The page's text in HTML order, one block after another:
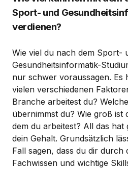
Sport- und
verdienen?
Wie viel du nach dem Sport-
Gesundheitsinformatik-
nur schwer voraussagen. Es
vielen verschiedenen
Branche arbeitest du?
übernimmst du? Wie groß ist
dem du arbeitest? All das
dein Gehalt. Grundsätzlich
Fall sagen, dass du dir durch
Fachwissen und wichtige